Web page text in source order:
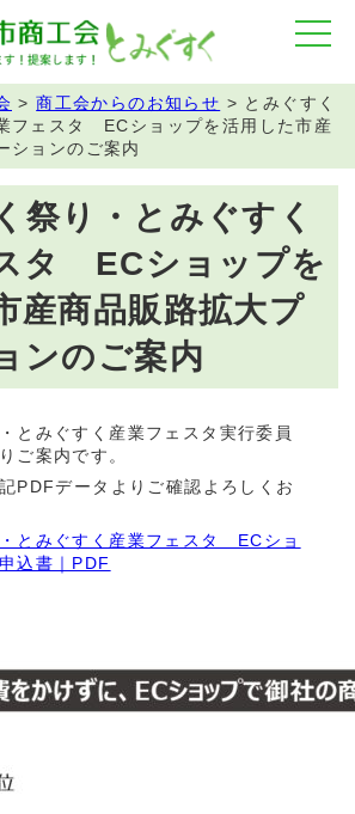
>商工会からのお知らせ > とみぐすく
フェスタ ECショップを活用した市産
ションのご案内
祭り・とみぐすく
タ ECショップを
産商品販路拡大プ
ンのご案内
とみぐすく産業フェスタ実行委員
ご案内です。
PDFデータよりご確認よろしくお
とみぐすく産業フェスタ ECショ
込書｜PDF